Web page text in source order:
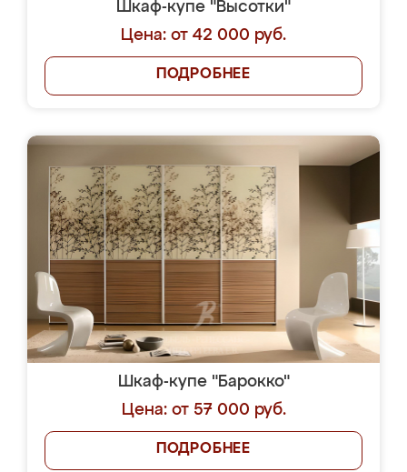
Шкаф-купе "Высотки"
Цена: от 42 000 руб.
ПОДРОБНЕЕ
Шкаф-купе "Барокко"
Цена: от 57 000 руб.
ПОДРОБНЕЕ